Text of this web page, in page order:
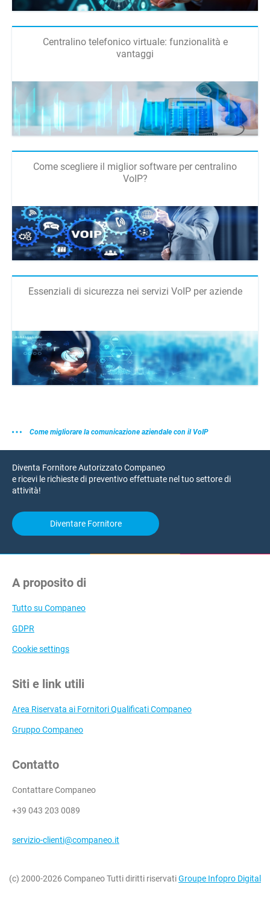
Centralino telefonico virtuale: funzionalità e
vantaggi
Come scegliere il miglior software per centralino
VoIP?
Essenziali di sicurezza nei servizi VoIP per aziende
Come migliorare la comunicazione aziendale con il VoIP
Diventa Fornitore Autorizzato Companeo
e ricevi le richieste di preventivo effettuate nel tuo settore di
attività!
Diventare Fornitore
A proposito di
Tutto su Companeo
GDPR
Cookie settings
Siti e link utili
Area Riservata ai Fornitori Qualificati Companeo
Gruppo Companeo
Contatto
Contattare Companeo
+39 043 203 0089
servizio-clienti@companeo.it
(c) 2000-2026 Companeo Tutti diritti riservatiGroupe Infopro Digital